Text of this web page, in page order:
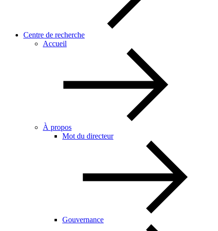
Centre de recherche
Accueil
À propos
Mot du directeur
Gouvernance